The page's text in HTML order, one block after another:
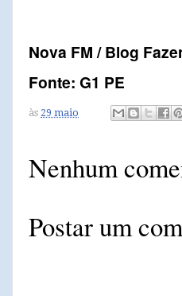
Nova FM / Blog
Fonte: G1 PE
às 29 maio
Nenhum
Postar um